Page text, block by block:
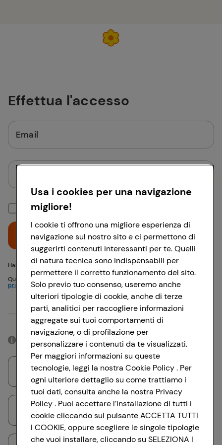
Effettua l'accesso
Email
Mantieni la sessione attiva
Hai problemi di accesso? {{recover-pwd}} o {{recover-email}}
Questo sito è protetto da reCAPTCHA e si applicano
privacy eTermini di servizioGoogle
Accedi
Oppure
Accedendo con il tuo account social, rimarrai connesso per 12 ore.
Accedi con Google
Usa i cookies per una navigazione
migliore!
I cookie ti offrono una migliore esperienza di
navigazione sul nostro sito e ci permettono di
suggerirti contenuti interessanti per te. Quelli
di natura tecnica sono indispensabili per
permettere il corretto funzionamento del sito.
Solo previo tuo consenso, useremo anche
ulteriori tipologie di cookie, anche di terze
parti, analitici per raccogliere informazioni
aggregate sui tuoi comportamenti di
navigazione, o di profilazione per
personalizzare i contenuti da te visualizzati.
Per maggiori informazioni su queste
tecnologie, leggi la nostra Cookie Policy . Per
ogni ulteriore dettaglio su come trattiamo i
tuoi dati, consulta anche la nostra Privacy
Policy . Puoi accettare l’installazione di tutti i
cookie cliccando sul pulsante ACCETTA TUTTI
I COOKIE, oppure scegliere le singole tipologie
che vuoi installare, cliccando su SELEZIONA I